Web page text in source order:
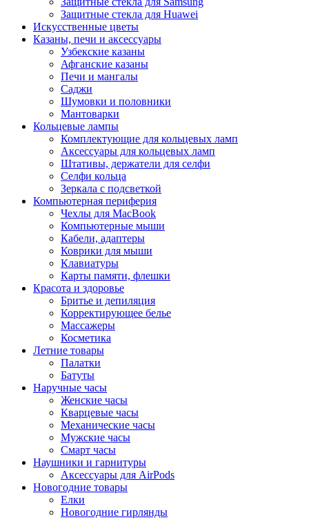
Защитные стекла для Huawei
Искусственные цветы
Казаны, печи и аксессуары
Узбекские казаны
Афганские казаны
Печи и мангалы
Саджи
Шумовки и половники
Мантоварки
Кольцевые лампы
Комплектующие для кольцевых ламп
Аксессуары для кольцевых ламп
Штативы, держатели для селфи
Селфи кольца
Зеркала с подсветкой
Компьютерная периферия
Чехлы для MacBook
Компьютерные мыши
Кабели, адаптеры
Коврики для мыши
Клавиатуры
Карты памяти, флешки
Красота и здоровье
Бритье и депиляция
Корректирующее белье
Массажеры
Косметика
Летние товары
Палатки
Батуты
Наручные часы
Женские часы
Кварцевые часы
Механические часы
Мужские часы
Смарт часы
Наушники и гарнитуры
Аксессуары для AirPods
Новогодние товары
Елки
Новогодние гирлянды